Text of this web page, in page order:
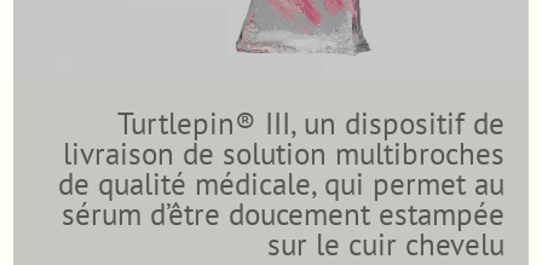
Turtlepin® III, un dispositif de
livraison de solution multibroches
de qualité médicale, qui permet au
sérum d’être doucement estampée
sur le cuir chevelu